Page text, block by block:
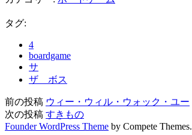
タグ:
4
boardgame
サ
ザ ボス
前の投稿 ウィー・ウィル・ウォック・ユー
次の投稿 すきもの
Founder WordPress Theme by Compete Themes.